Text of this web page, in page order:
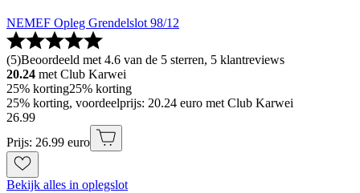
NEMEF Opleg Grendelslot 98/12
(5)Beoordeeld met 4.6 van de 5 sterren, 5 klantreviews
20.24 met Club Karwei
25% korting25% korting
25% korting, voordeelprijs: 20.24 euro met Club Karwei
26.99
Prijs: 26.99 euro
Bekijk alles in oplegslot